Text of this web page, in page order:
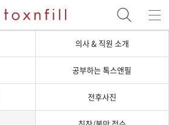
의사 & 직원 소개
공부하는 톡스앤필
전후사진